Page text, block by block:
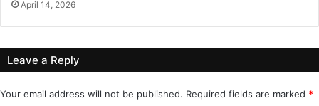
April 14, 2026
Leave a Reply
Your email address will not be published. Required fields are marked *